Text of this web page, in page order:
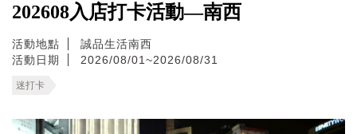
202608入店打卡活動—南西
活動地點
誠品生活南西
活動日期
2026/08/01~2026/08/31
迷打卡